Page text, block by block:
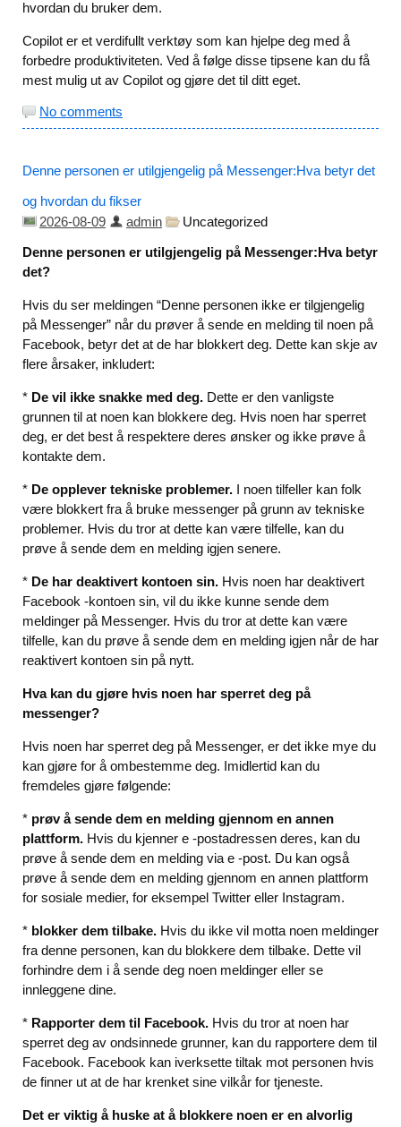
hvordan du bruker dem.
Copilot er et verdifullt verktøy som kan hjelpe deg med å
forbedre produktiviteten. Ved å følge disse tipsene kan du få
mest mulig ut av Copilot og gjøre det til ditt eget.
No comments
Denne personen er utilgjengelig på Messenger:Hva betyr det
og hvordan du fikser
2026-08-09
admin
Uncategorized
Denne personen er utilgjengelig på Messenger:Hva betyr
det?
Hvis du ser meldingen “Denne personen ikke er tilgjengelig
på Messenger” når du prøver å sende en melding til noen på
Facebook, betyr det at de har blokkert deg. Dette kan skje av
flere årsaker, inkludert:
* De vil ikke snakke med deg. Dette er den vanligste
grunnen til at noen kan blokkere deg. Hvis noen har sperret
deg, er det best å respektere deres ønsker og ikke prøve å
kontakte dem.
* De opplever tekniske problemer. I noen tilfeller kan folk
være blokkert fra å bruke messenger på grunn av tekniske
problemer. Hvis du tror at dette kan være tilfelle, kan du
prøve å sende dem en melding igjen senere.
* De har deaktivert kontoen sin. Hvis noen har deaktivert
Facebook -kontoen sin, vil du ikke kunne sende dem
meldinger på Messenger. Hvis du tror at dette kan være
tilfelle, kan du prøve å sende dem en melding igjen når de har
reaktivert kontoen sin på nytt.
Hva kan du gjøre hvis noen har sperret deg på
messenger?
Hvis noen har sperret deg på Messenger, er det ikke mye du
kan gjøre for å ombestemme deg. Imidlertid kan du
fremdeles gjøre følgende:
* prøv å sende dem en melding gjennom en annen
plattform. Hvis du kjenner e -postadressen deres, kan du
prøve å sende dem en melding via e -post. Du kan også
prøve å sende dem en melding gjennom en annen plattform
for sosiale medier, for eksempel Twitter eller Instagram.
* blokker dem tilbake. Hvis du ikke vil motta noen meldinger
fra denne personen, kan du blokkere dem tilbake. Dette vil
forhindre dem i å sende deg noen meldinger eller se
innleggene dine.
* Rapporter dem til Facebook. Hvis du tror at noen har
sperret deg av ondsinnede grunner, kan du rapportere dem til
Facebook. Facebook kan iverksette tiltak mot personen hvis
de finner ut at de har krenket sine vilkår for tjeneste.
Det er viktig å huske at å blokkere noen er en alvorlig